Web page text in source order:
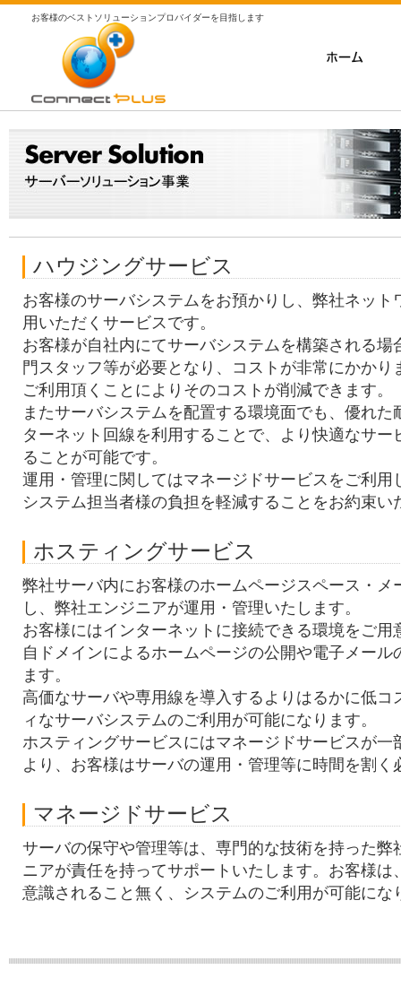
お客様のベストソリューションプロバイダーを目指します
ハウジングサービス
お客様のサーバシステムをお預かりし、弊社ネット
用いただくサービスです。
お客様が自社内にてサーバシステムを構築される場
門スタッフ等が必要となり、コストが非常にかかり
ご利用頂くことによりそのコストが削減できます。
またサーバシステムを配置する環境面でも、優れた
ターネット回線を利用することで、より快適なサー
ることが可能です。
運用・管理に関してはマネージドサービスをご利用
システム担当者様の負担を軽減することをお約束い
ホスティングサービス
弊社サーバ内にお客様のホームページスペース・メ
し、弊社エンジニアが運用・管理いたします。
お客様にはインターネットに接続できる環境をご用
自ドメインによるホームページの公開や電子メール
ます。
高価なサーバや専用線を導入するよりはるかに低コ
ィなサーバシステムのご利用が可能になります。
ホスティングサービスにはマネージドサービスが一
より、お客様はサーバの運用・管理等に時間を割く
マネージドサービス
サーバの保守や管理等は、専門的な技術を持った弊
ニアが責任を持ってサポートいたします。お客様は
意識されること無く、システムのご利用が可能にな